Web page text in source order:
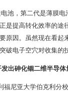
池，第二代是薄膜
是提高转化效率的
原因。虽然现在看
电子空穴对收集的
发出砷化铟二维半导体
尼亚大学伯克利分